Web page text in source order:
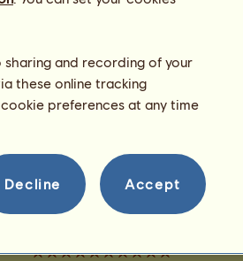
and recording of your
these online tracking
preferences at any time
Decline Accept